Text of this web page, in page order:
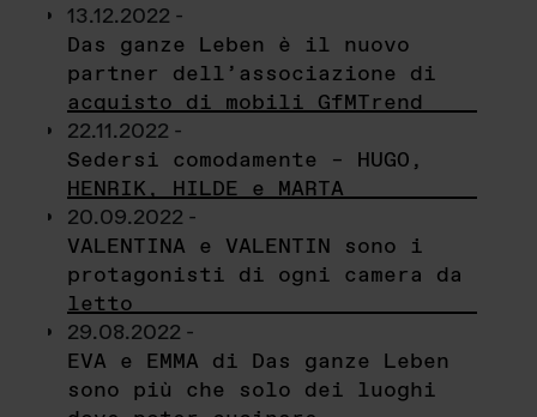
13.12.2022 -
Das ganze Leben è il nuovo
partner dell’associazione di
acquisto di mobili GfMTrend
22.11.2022 -
Sedersi comodamente – HUGO,
HENRIK, HILDE e MARTA
20.09.2022 -
VALENTINA e VALENTIN sono i
protagonisti di ogni camera da
letto
29.08.2022 -
EVA e EMMA di Das ganze Leben
sono più che solo dei luoghi